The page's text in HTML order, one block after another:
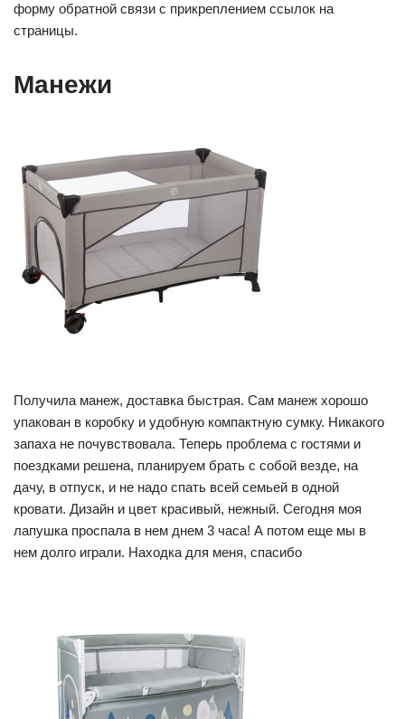
форму обратной связи с прикреплением ссылок на
страницы.
Манежи
Получила манеж, доставка быстрая. Сам манеж хорошо
упакован в коробку и удобную компактную сумку. Никакого
запаха не почувствовала. Теперь проблема с гостями и
поездками решена, планируем брать с собой везде, на
дачу, в отпуск, и не надо спать всей семьей в одной
кровати. Дизайн и цвет красивый, нежный. Сегодня моя
лапушка проспала в нем днем 3 часа! А потом еще мы в
нем долго играли. Находка для меня, спасибо